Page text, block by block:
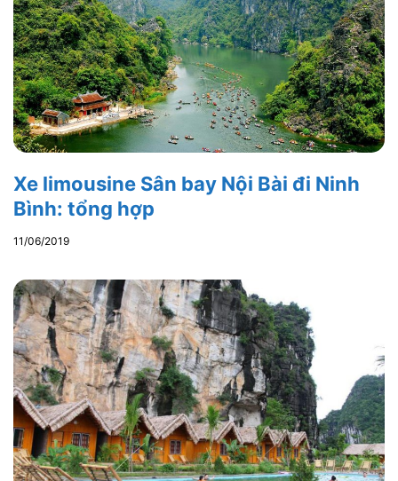
Xe limousine Sân bay Nội Bài đi Ninh
Bình: tổng hợp
11/06/2019